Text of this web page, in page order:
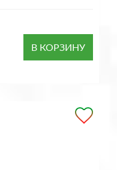
В КОРЗИНУ